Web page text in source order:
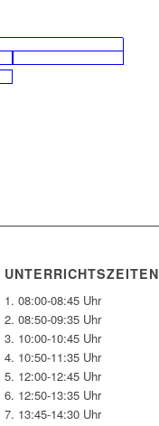
UNTERRICHTSZEITEN
1. 08:00-08:45 Uhr
2. 08:50-09:35 Uhr
3. 10:00-10:45 Uhr
4. 10:50-11:35 Uhr
5. 12:00-12:45 Uhr
6. 12:50-13:35 Uhr
7. 13:45-14:30 Uhr